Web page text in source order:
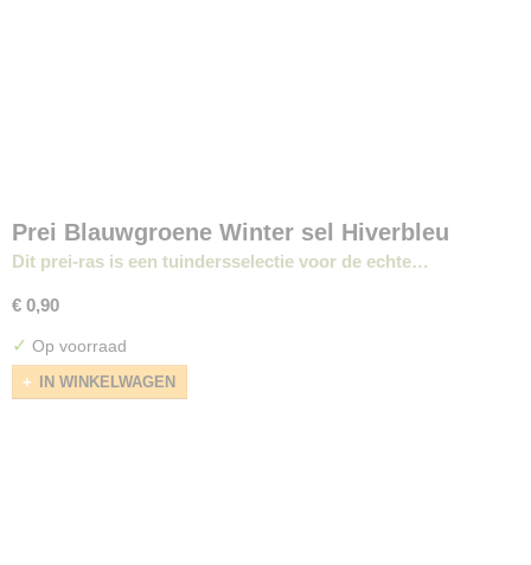
Prei Blauwgroene Winter sel Hiverbleu
Dit prei-ras is een tuindersselectie voor de echte…
€ 0,90
✓ Op voorraad
IN WINKELWAGEN